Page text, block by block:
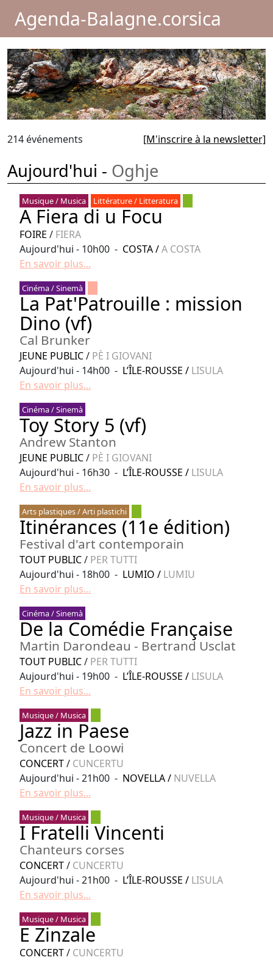
Agenda-Balagne.corsica
[M'inscrire à la newsletter]
214 événements
Aujourd'hui - Oghje
Musique / Musica Littérature / Litteratura
A Fiera di u Focu
FOIRE / FIERA
Aujourd'hui - 10h00 - COSTA/A COSTA
En savoir plus...
Cinéma / Sinemà
La Pat'Patrouille : mission
Dino (vf)
Cal Brunker
JEUNE PUBLIC/ PÈ I GIOVANI
Aujourd'hui - 14h00 - L’ÎLE-ROUSSE / LISULA
En savoir plus...
Cinéma / Sinemà
Toy Story 5 (vf)
Andrew Stanton
JEUNE PUBLIC/ PÈ I GIOVANI
Aujourd'hui - 16h30 - L’ÎLE-ROUSSE / LISULA
En savoir plus...
Arts plastiques / Arti plastichi
Itinérances (11e édition)
Festival d'art contemporain
TOUT PUBLIC/ PER TUTTI
Aujourd'hui - 18h00 - LUMIO / LUMIU
En savoir plus...
Cinéma / Sinemà
De la Comédie Française
Martin Darondeau - Bertrand Usclat
TOUT PUBLIC/ PER TUTTI
Aujourd'hui - 19h00 - L’ÎLE-ROUSSE / LISULA
En savoir plus...
Musique / Musica
Jazz in Paese
Concert de Loowi
CONCERT/ CUNCERTU
Aujourd'hui - 21h00 - NOVELLA/ NUVELLA
En savoir plus...
Musique / Musica
I Fratelli Vincenti
Chanteurs corses
CONCERT/ CUNCERTU
Aujourd'hui - 21h00 - L’ÎLE-ROUSSE / LISULA
En savoir plus...
Musique / Musica
E Zinzale
CONCERT/ CUNCERTU